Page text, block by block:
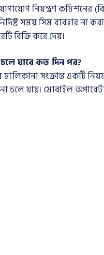
নিয়ন্ত্রণ কমিশনের
সময় সিম ব্যবহার না
বিক্রি করে দেয়।
যাবে কত দিন পর?
সংক্রান্ত একটি
চলে যায়। মোবাইল